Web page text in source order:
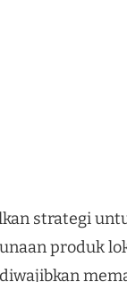
strategi
produk